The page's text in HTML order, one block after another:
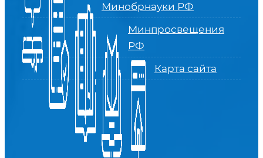
Минобрнауки РФ
Минпросвещения
РФ
Карта сайта